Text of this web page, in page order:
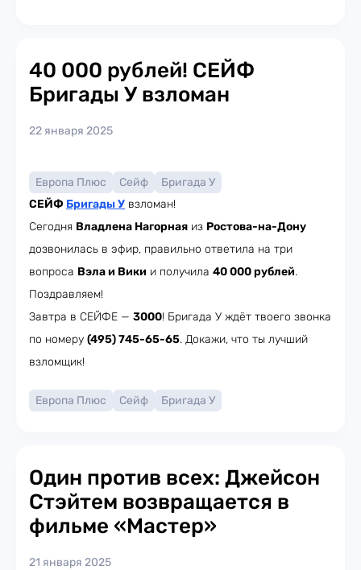
40 000 рублей! СЕЙФ
Бригады У взломан
22 января 2025
Европа Плюс Сейф
Бригада У
СЕЙФ Бригады У взломан!
Сегодня Владлена Нагорная из Ростова-на-Дону
дозвонилась в эфир, правильно ответила на три
вопроса Вэла и Вики и получила 40 000 рублей.
Поздравляем!
Завтра в СЕЙФЕ — 3000! Бригада У ждёт твоего звонка
по номеру (495) 745-65-65. Докажи, что ты лучший
взломщик!
Европа Плюс Сейф Бригада У
Один против всех: Джейсон
Стэйтем возвращается в
фильме «Мастер»
21 января 2025